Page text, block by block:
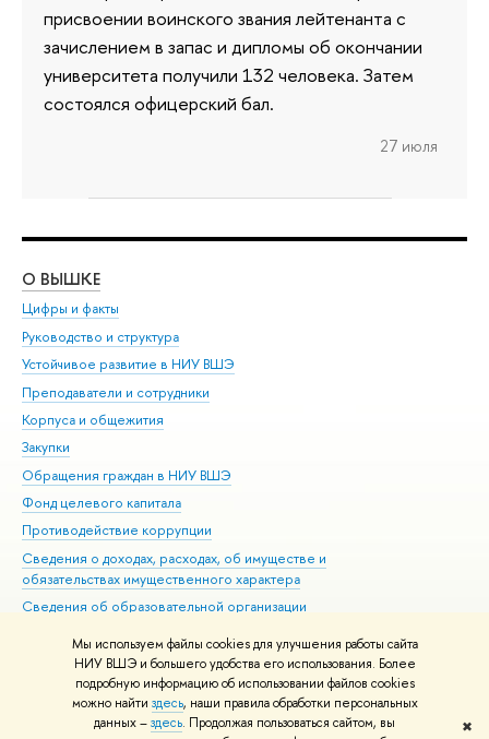
Мы используем файлы cookies для улучшения работы сайта
НИУ ВШЭ и большего удобства его использования. Более
подробную информацию об использовании файлов cookies
можно найти здесь, наши правила обработки персональных
данных –здесь. Продолжая пользоваться сайтом, вы
✖
присвоении воинского звания лейтенанта с
зачислением в запас и дипломы об окончании
университета получили 132 человека. Затем
состоялся офицерский бал.
27 июля
О ВЫШКЕ
Цифры и факты
Руководство и структура
Устойчивое развитие в НИУ ВШЭ
Преподаватели и сотрудники
Корпуса и общежития
Закупки
Обращения граждан в НИУ ВШЭ
Фонд целевого капитала
Противодействие коррупции
Сведения о доходах, расходах, об имуществе и
обязательствах имущественного характера
Сведения об образовательной организации
Людям с ограниченными возможностями здоровья
Единая платежная страница
Работа в Вышке